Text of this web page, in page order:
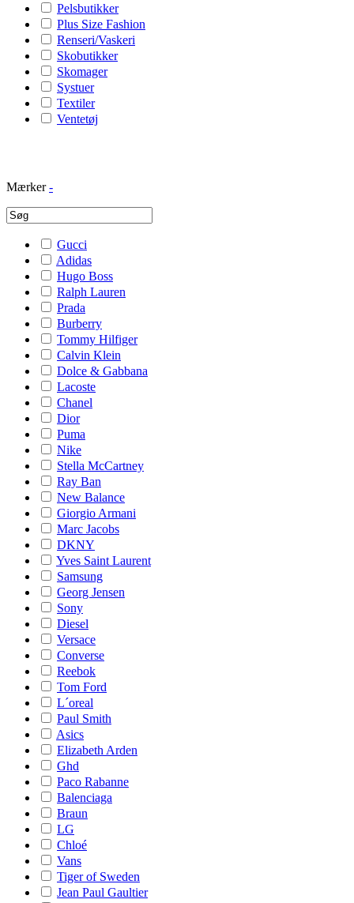
Pelsbutikker
Plus Size Fashion
Renseri/Vaskeri
Skobutikker
Skomager
Systuer
Textiler
Ventetøj
Mærker -
Gucci
Adidas
Hugo Boss
Ralph Lauren
Prada
Burberry
Tommy Hilfiger
Calvin Klein
Dolce & Gabbana
Lacoste
Chanel
Dior
Puma
Nike
Stella McCartney
Ray Ban
New Balance
Giorgio Armani
Marc Jacobs
DKNY
Yves Saint Laurent
Samsung
Georg Jensen
Sony
Diesel
Versace
Converse
Reebok
Tom Ford
L´oreal
Paul Smith
Asics
Elizabeth Arden
Ghd
Paco Rabanne
Balenciaga
Braun
LG
Chloé
Vans
Tiger of Sweden
Jean Paul Gaultier